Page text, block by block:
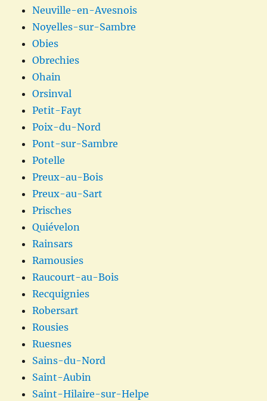
Neuville-en-Avesnois
Noyelles-sur-Sambre
Obies
Obrechies
Ohain
Orsinval
Petit-Fayt
Poix-du-Nord
Pont-sur-Sambre
Potelle
Preux-au-Bois
Preux-au-Sart
Prisches
Quiévelon
Rainsars
Ramousies
Raucourt-au-Bois
Recquignies
Robersart
Rousies
Ruesnes
Sains-du-Nord
Saint-Aubin
Saint-Hilaire-sur-Helpe